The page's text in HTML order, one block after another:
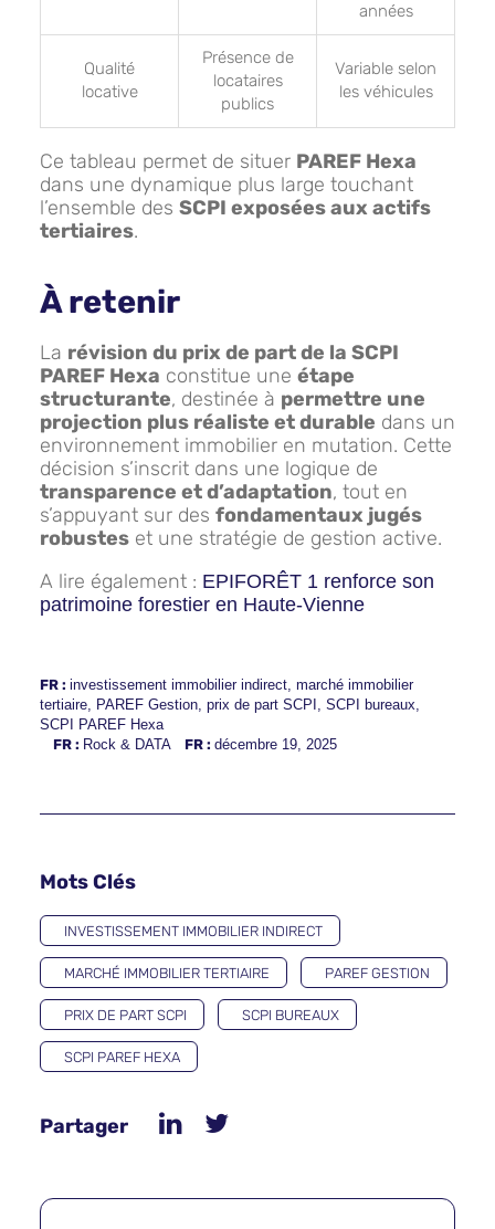
années
Qualité
locative
Présence de
locataires
publics
Variable selon
les véhicules
Ce tableau permet de situer PAREF Hexa
dans une dynamique plus large touchant
l’ensemble des SCPI exposées aux actifs
tertiaires.
À retenir
La révision du prix de part de la SCPI
PAREF Hexa constitue une étape
structurante, destinée à permettre une
projection plus réaliste et durable dans un
environnement immobilier en mutation. Cette
décision s’inscrit dans une logique de
transparence et d’adaptation, tout en
s’appuyant sur des fondamentaux jugés
robustes et une stratégie de gestion active.
A lire également : EPIFORÊT 1 renforce son
patrimoine forestier en Haute-Vienne
FR : investissement immobilier indirect, marché immobilier
tertiaire, PAREF Gestion, prix de part SCPI , SCPI bureaux,
SCPI PAREF Hexa
FR : Rock & DATA FR : décembre 19, 2025
Mots Clés
INVESTISSEMENT IMMOBILIER INDIRECT
MARCHÉ IMMOBILIER TERTIAIRE PAREF GESTION
PRIX DE PART SCPI SCPI BUREAUX
SCPI PAREF HEXA
Partager